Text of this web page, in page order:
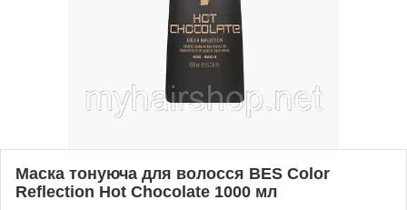
Маска тонуюча для волосся BES Color
Reflection Hot Chocolate 1000 мл